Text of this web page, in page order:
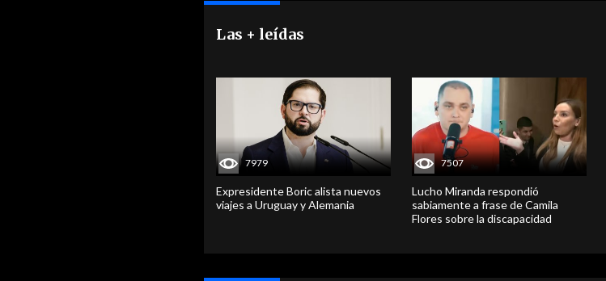
Las + leídas
7979
Expresidente Boric alista nuevos
viajes a Uruguay y Alemania
7507
Lucho Miranda respondió
sabiamente a frase de Camila
Flores sobre la discapacidad